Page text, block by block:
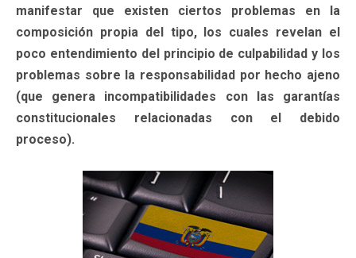
manifestar que existen ciertos problemas en la
composición propia del tipo, los cuales revelan el
poco entendimiento del principio de culpabilidad y los
problemas sobre la responsabilidad por hecho ajeno
(que genera incompatibilidades con las garantías
constitucionales relacionadas con el debido
proceso).